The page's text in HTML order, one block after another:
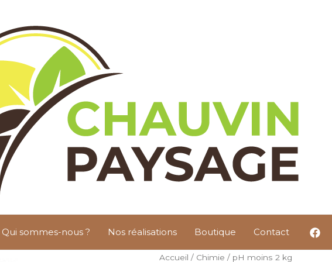
Qui sommes-nous ? Nos réalisations Boutique Contact
Accueil / Chimie / pH moins 2 kg
quantité